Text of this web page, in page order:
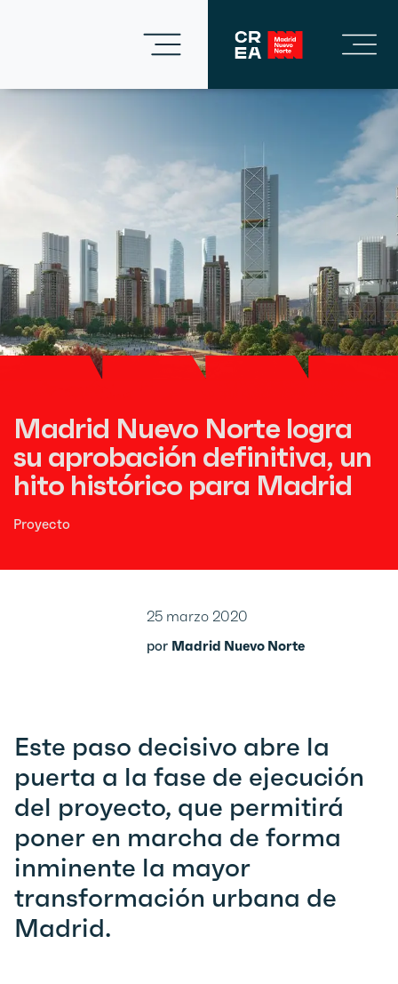
Madrid Nuevo Norte logra
su aprobación definitiva, un
hito histórico para Madrid
Proyecto
Este paso decisivo abre la
puerta a la fase de ejecución
del proyecto, que permitirá
poner en marcha de forma
inminente la mayor
transformación urbana de
Madrid.
25 marzo 2020
por Madrid Nuevo Norte